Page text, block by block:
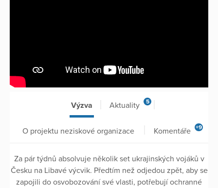
Výzva Aktuality 5
O projektu neziskové organizace Komentáře +9
Za pár týdnů absolvuje několik set ukrajinských vojáků v
Česku na Libavé výcvik. Předtím než odjedou zpět, aby se
zapojili do osvobozování své vlasti, potřebují ochranné